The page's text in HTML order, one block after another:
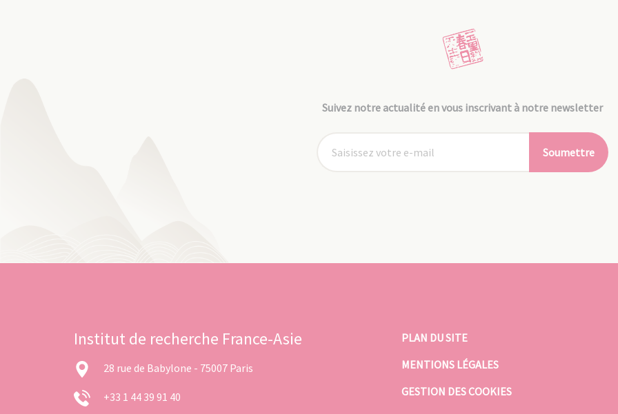
Suivez notre actualité en vous inscrivant à notre newsletter
Soumettre
Institut de recherche France-Asie
28 rue de Babylone - 75007 Paris
+33 1 44 39 91 40
PLAN DU SITE
MENTIONS LÉGALES
GESTION DES COOKIES